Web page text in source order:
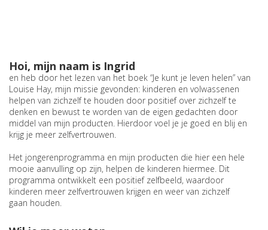
Hoi, mijn naam is Ingrid
en heb door het lezen van het boek “Je kunt je leven helen” van
Louise Hay, mijn missie gevonden: kinderen en volwassenen
helpen van zichzelf te houden door positief over zichzelf te
denken en bewust te worden van de eigen gedachten door
middel van mijn producten. Hierdoor voel je je goed en blij en
krijg je meer zelfvertrouwen.
Het jongerenprogramma en mijn producten die hier een hele
mooie aanvulling op zijn, helpen de kinderen hiermee. Dit
programma ontwikkelt een positief zelfbeeld, waardoor
kinderen meer zelfvertrouwen krijgen en weer van zichzelf
gaan houden.